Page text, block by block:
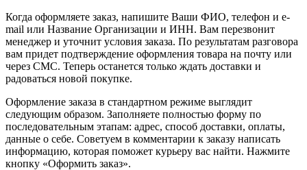
Когда оформляете заказ, напишите Ваши ФИО, телефон и e-
mail или Название Организации и ИНН. Вам перезвонит
менеджер и уточнит условия заказа. По результатам разговора
вам придет подтверждение оформления товара на почту или
через СМС. Теперь останется только ждать доставки и
радоваться новой покупке.
Оформление заказа в стандартном режиме выглядит
следующим образом. Заполняете полностью форму по
последовательным этапам: адрес, способ доставки, оплаты,
данные о себе. Советуем в комментарии к заказу написать
информацию, которая поможет курьеру вас найти. Нажмите
кнопку «Оформить заказ».